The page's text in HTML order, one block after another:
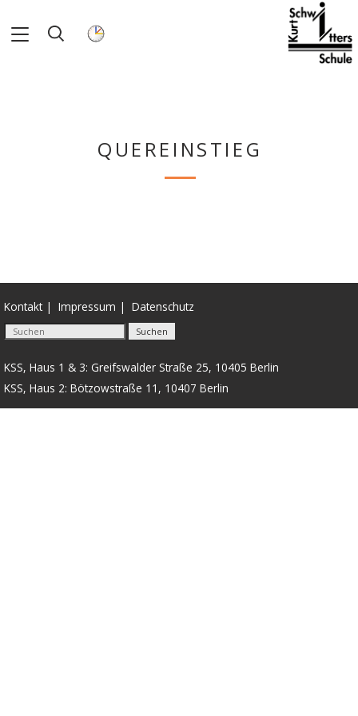
QUEREINSTIEG
KSS, Haus 1 & 3: Greifswalder Straße 25, 10405 Berlin
KSS, Haus 2: Bötzowstraße 11, 10407 Berlin
Kontakt Impressum Datenschutz